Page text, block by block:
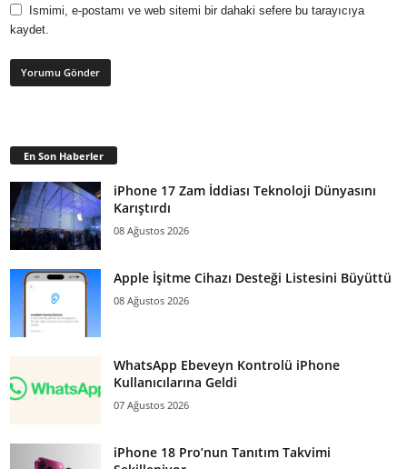
Ismimi, e-postamı ve web sitemi bir dahaki sefere bu tarayıcıya
kaydet.
En Son Haberler
iPhone 17 Zam İddiası Teknoloji Dünyasını
Karıştırdı
08 Ağustos 2026
Apple İşitme Cihazı Desteği Listesini Büyüttü
08 Ağustos 2026
WhatsApp Ebeveyn Kontrolü iPhone
Kullanıcılarına Geldi
07 Ağustos 2026
iPhone 18 Pro’nun Tanıtım Takvimi